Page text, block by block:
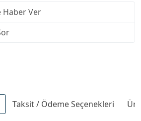
Haber Ver
Taksit / Ödeme Seçenekleri